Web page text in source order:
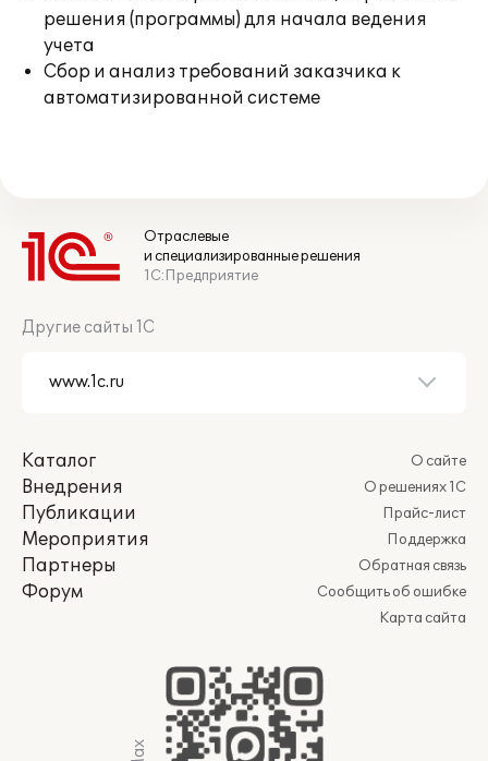
решения (программы) для начала ведения
учета
Сбор и анализ требований заказчика к
автоматизированной системе
Отраслевые
и специализированные решения
1С:Предприятие
Другие сайты 1С
Каталог
Внедрения
Публикации
Мероприятия
Партнеры
Форум
О сайте
О решениях 1С
Прайс-лист
Поддержка
Обратная связь
Сообщить об ошибке
Карта сайта